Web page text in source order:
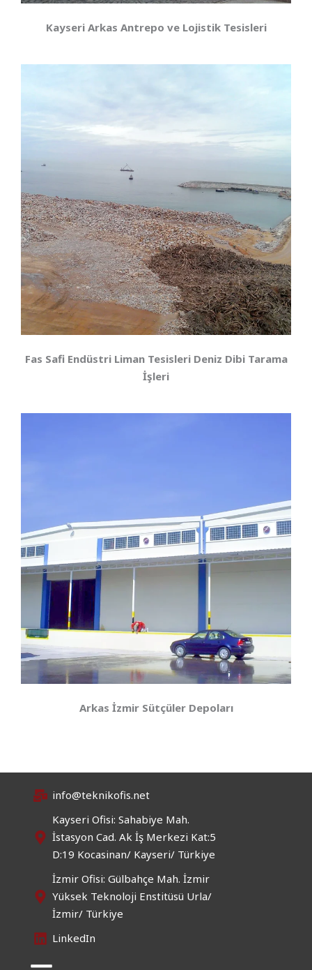
Kayseri Arkas Antrepo ve Lojistik Tesisleri
Fas Safi Endüstri Liman Tesisleri Deniz Dibi Tarama
İşleri
Arkas İzmir Sütçüler Depoları
info@teknikofis.net
Kayseri Ofisi: Sahabiye Mah.
İstasyon Cad. Ak İş Merkezi Kat:5
D:19 Kocasinan/ Kayseri/ Türkiye
İzmir Ofisi: Gülbahçe Mah. İzmir
Yüksek Teknoloji Enstitüsü Urla/
İzmir/ Türkiye
LinkedIn
Menü